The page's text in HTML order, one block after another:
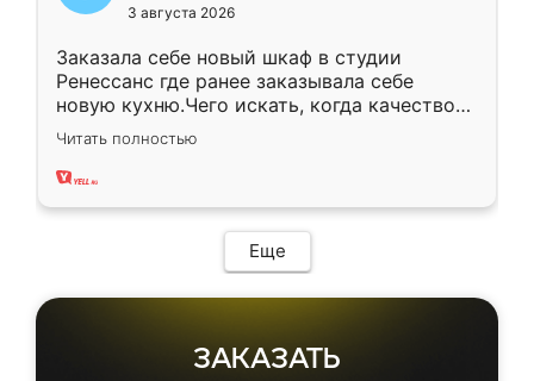
3 августа 2026
Заказала себе новый шкаф в студии
Ренессанс где ранее заказывала себе
новую кухню.Чего искать, когда качеством
вполне довольна. Служит кухня уже почти
два года, нареканий нет.
Читать полностью
Еще
ЗАКАЗАТЬ